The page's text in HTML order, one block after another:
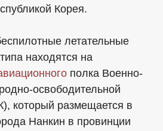
Корея.
летательные
находятся на
полка Военно-
освободительной
который размещается в
Нанкин в провинции